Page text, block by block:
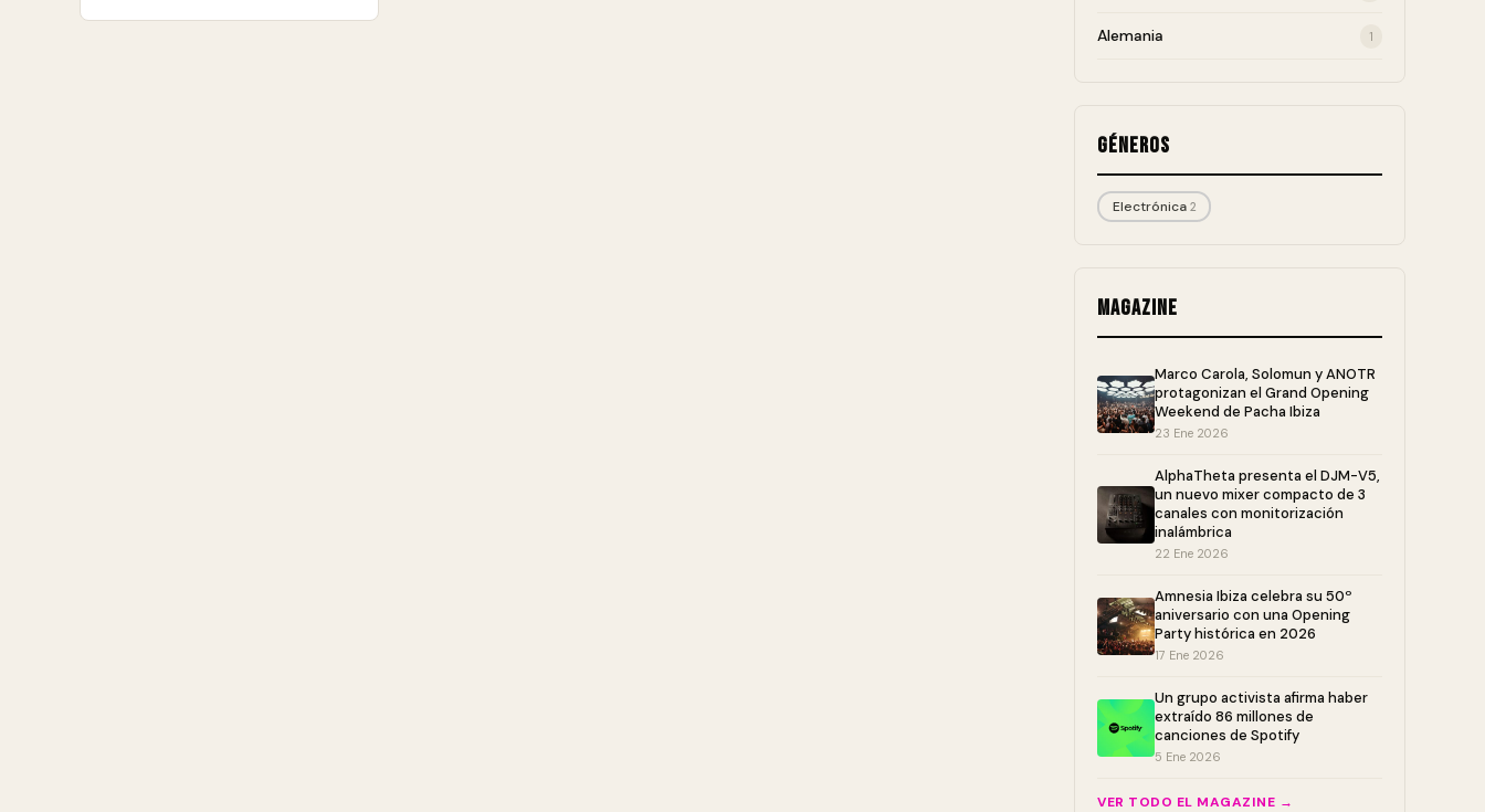
Alemania 1
Géneros
Electrónica 2
Magazine
Marco Carola, Solomun y ANOTR
protagonizan el Grand Opening
Weekend de Pacha Ibiza
23 Ene 2026
AlphaTheta presenta el DJM-V5,
un nuevo mixer compacto de 3
canales con monitorización
inalámbrica
22 Ene 2026
Amnesia Ibiza celebra su 50º
aniversario con una Opening
Party histórica en 2026
17 Ene 2026
Un grupo activista afirma haber
extraído 86 millones de
canciones de Spotify
5 Ene 2026
VER TODO EL MAGAZINE →